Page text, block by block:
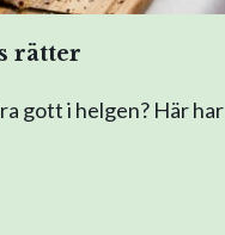
rätter
gott i helgen? Här har